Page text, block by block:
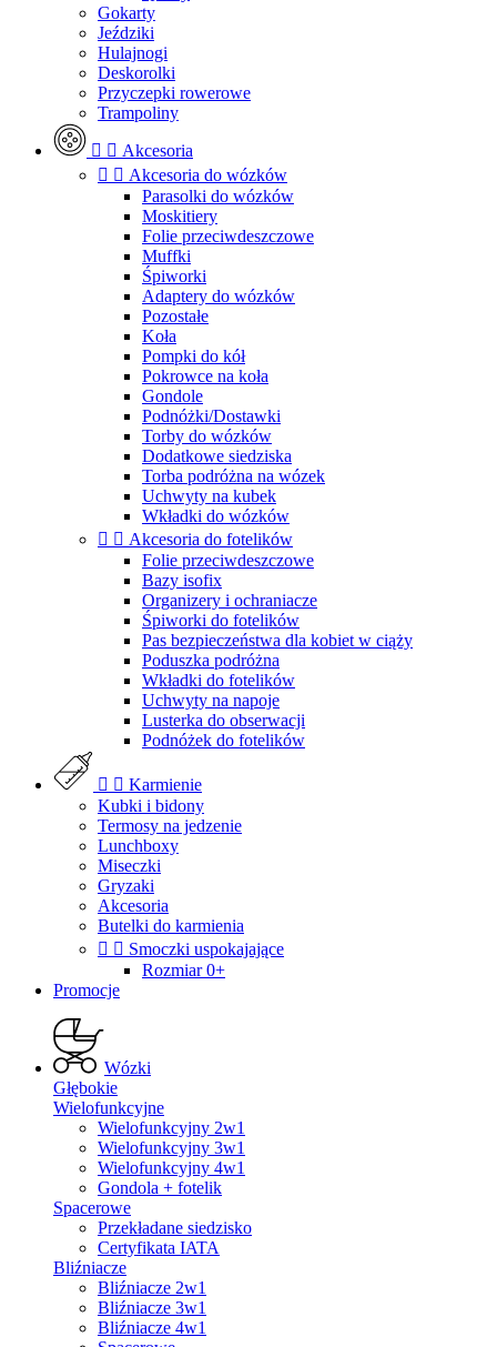
Gokarty
Jeździki
Hulajnogi
Deskorolki
Przyczepki rowerowe
Trampoliny
  Akcesoria
  Akcesoria do wózków
Parasolki do wózków
Moskitiery
Folie przeciwdeszczowe
Muffki
Śpiworki
Adaptery do wózków
Pozostałe
Koła
Pompki do kół
Pokrowce na koła
Gondole
Podnóżki/Dostawki
Torby do wózków
Dodatkowe siedziska
Torba podróżna na wózek
Uchwyty na kubek
Wkładki do wózków
  Akcesoria do fotelików
Folie przeciwdeszczowe
Bazy isofix
Organizery i ochraniacze
Śpiworki do fotelików
Pas bezpieczeństwa dla kobiet w ciąży
Poduszka podróżna
Wkładki do fotelików
Uchwyty na napoje
Lusterka do obserwacji
Podnóżek do fotelików
  Karmienie
Kubki i bidony
Termosy na jedzenie
Lunchboxy
Miseczki
Gryzaki
Akcesoria
Butelki do karmienia
  Smoczki uspokajające
Rozmiar 0+
Promocje
Wózki
Głębokie
Wielofunkcyjne
Wielofunkcyjny 2w1
Wielofunkcyjny 3w1
Wielofunkcyjny 4w1
Gondola + fotelik
Spacerowe
Przekładane siedzisko
Certyfikata IATA
Bliźniacze
Bliźniacze 2w1
Bliźniacze 3w1
Bliźniacze 4w1